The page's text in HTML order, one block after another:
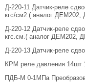
Д-220-11 Датчик-реле
кгс/см2 ( аналог
Д-220-12 Датчик-реле
кгс.см.( аналог ДЕМ202,
Д-220-13 Датчик-реле
КРМ реле давления 14шт
ПДБ-М 0-1МПа